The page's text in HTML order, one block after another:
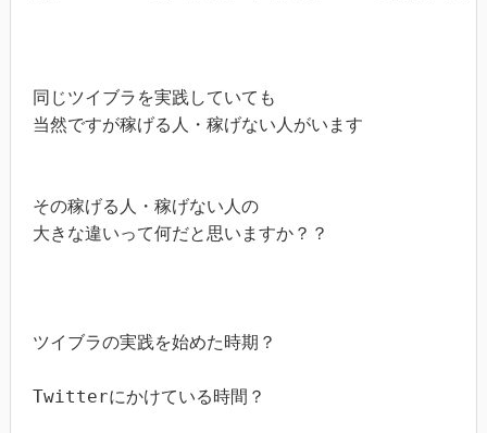
同じツイブラを実践していても
当然ですが稼げる人・稼げない人がいます
その稼げる人・稼げない人の
大きな違いって何だと思いますか？？
ツイブラの実践を始めた時期？
Twitterにかけている時間？